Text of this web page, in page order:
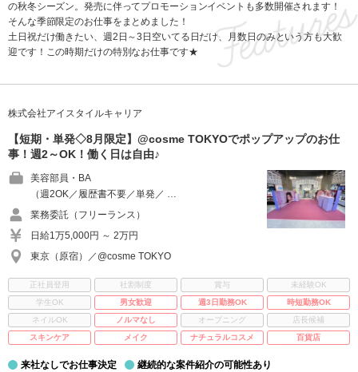
の秋冬シーズン。発売に伴ってプロモーションイベントも多数開催されます！
そんな季節限定のお仕事をまとめました！
土日祝だけ働きたい、週2日～3日空いてる日だけ、月数日のみという方も大歓
迎です！この時期だけの特別なお仕事です★
株式会社アイスタイルキャリア
【短期・単発◇8月限定】@cosme TOKYOでポップアップのお仕
事！週2～OK！働く日は自由♪
美容部員・BA
（週2OK／履歴書不要／単発／ …
業務委託（フリーランス）
日給1万5,000円 ～ 2万円
東京（原宿）／@cosme TOKYO
正社員登用 社割制度 賞与
未経験OK
学生OK
男女歓迎 週3日勤務OK
時短勤務OK
ネイルOK
ノルマなし オープニング
店長候補
スキンケア
メイク ナチュラルコスメ 百貨店
来社なしでお仕事決定 継続的な案件紹介の可能性あり